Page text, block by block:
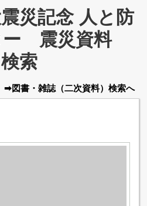
災記念 人と防
ー 震災資料
索
➡図書・雑誌（二次資料） 検索へ